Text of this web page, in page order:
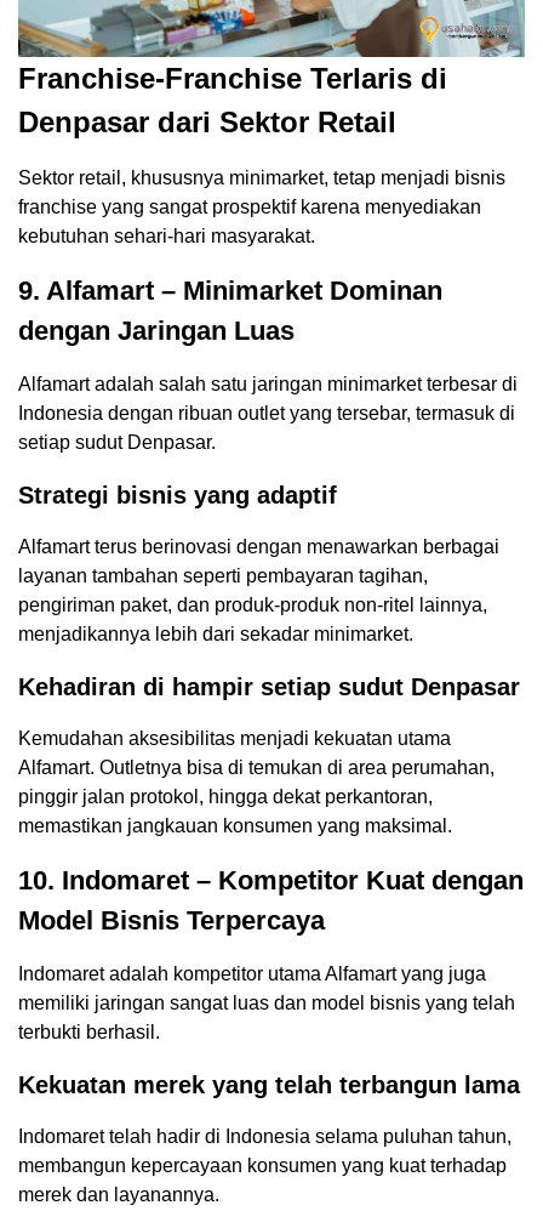
Franchise-Franchise Terlaris di
Denpasar dari Sektor Retail
Sektor retail, khususnya minimarket, tetap menjadi bisnis
franchise yang sangat prospektif karena menyediakan
kebutuhan sehari-hari masyarakat.
9. Alfamart – Minimarket Dominan
dengan Jaringan Luas
Alfamart adalah salah satu jaringan minimarket terbesar di
Indonesia dengan ribuan outlet yang tersebar, termasuk di
setiap sudut Denpasar.
Strategi bisnis yang adaptif
Alfamart terus berinovasi dengan menawarkan berbagai
layanan tambahan seperti pembayaran tagihan,
pengiriman paket, dan produk-produk non-ritel lainnya,
menjadikannya lebih dari sekadar minimarket.
Kehadiran di hampir setiap sudut Denpasar
Kemudahan aksesibilitas menjadi kekuatan utama
Alfamart. Outletnya bisa di temukan di area perumahan,
pinggir jalan protokol, hingga dekat perkantoran,
memastikan jangkauan konsumen yang maksimal.
10. Indomaret – Kompetitor Kuat dengan
Model Bisnis Terpercaya
Indomaret adalah kompetitor utama Alfamart yang juga
memiliki jaringan sangat luas dan model bisnis yang telah
terbukti berhasil.
Kekuatan merek yang telah terbangun lama
Indomaret telah hadir di Indonesia selama puluhan tahun,
membangun kepercayaan konsumen yang kuat terhadap
merek dan layanannya.